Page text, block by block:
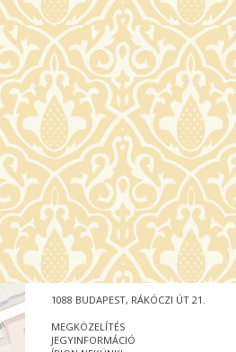
1088 BUDAPEST, RÁKÓCZI ÚT 21.
MEGKÖZELÍTÉS
JEGYINFORMÁCIÓ